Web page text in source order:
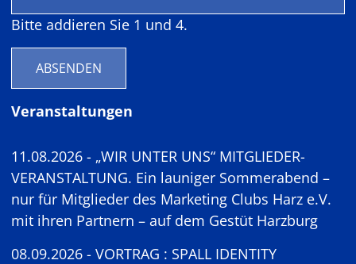
Bitte addieren Sie 1 und 4.
ABSENDEN
Veranstaltungen
11.08.2026 - „WIR UNTER UNS“ MITGLIEDER-
VERANSTALTUNG. Ein launiger Sommerabend –
nur für Mitglieder des Marketing Clubs Harz e.V.
mit ihren Partnern – auf dem Gestüt Harzburg
08.09.2026 - VORTRAG : SPALL IDENTITY